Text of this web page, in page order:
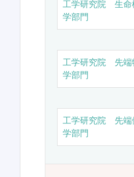
工学研究院 生命
学部門
工学研究院 先端
学部門
工学研究院 先端
学部門